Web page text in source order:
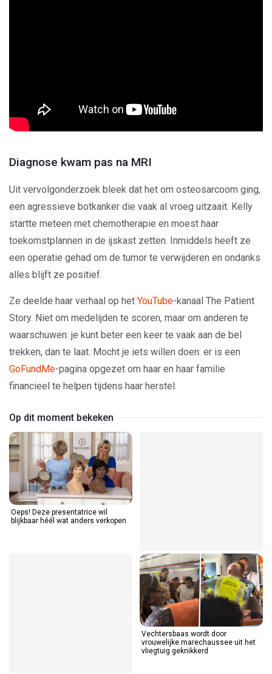
Diagnose kwam pas na MRI
Uit vervolgonderzoek bleek dat het om osteosarcoom ging,
een agressieve botkanker die vaak al vroeg uitzaait. Kelly
startte meteen met chemotherapie en moest haar
toekomstplannen in de ijskast zetten. Inmiddels heeft ze
een operatie gehad om de tumor te verwijderen en ondanks
alles blijft ze positief.
Ze deelde haar verhaal op het YouTube-kanaal The Patient
Story. Niet om medelijden te scoren, maar om anderen te
waarschuwen: je kunt beter een keer te vaak aan de bel
trekken, dan te laat. Mocht je iets willen doen: er is een
GoFundMe-pagina opgezet om haar en haar familie
financieel te helpen tijdens haar herstel.
Op dit moment bekeken
Oeps! Deze presentatrice wil
blijkbaar héél wat anders verkopen
Vechtersbaas wordt door
vrouwelijke marechaussee uit het
vliegtuig geknikkerd